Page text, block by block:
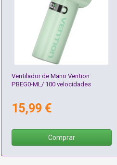
Ventilador de Mano Vention
PBEG0-ML/ 100 velocidades
15,99 €
Comprar